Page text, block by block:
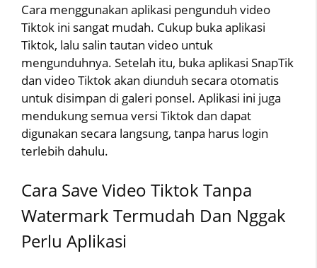
Cara menggunakan aplikasi pengunduh video
Tiktok ini sangat mudah. Cukup buka aplikasi
Tiktok, lalu salin tautan video untuk
mengunduhnya. Setelah itu, buka aplikasi SnapTik
dan video Tiktok akan diunduh secara otomatis
untuk disimpan di galeri ponsel. Aplikasi ini juga
mendukung semua versi Tiktok dan dapat
digunakan secara langsung, tanpa harus login
terlebih dahulu.
Cara Save Video Tiktok Tanpa
Watermark Termudah Dan Nggak
Perlu Aplikasi